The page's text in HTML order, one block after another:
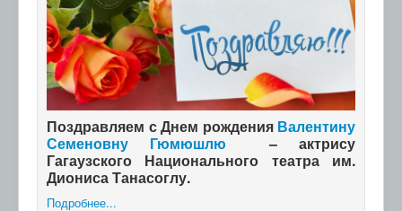
Поздравляем с Днем рождения Валентину
Семеновну Гюмюшлю – актрису
Гагаузского Национального театра им.
Диониса Танасоглу.
Подробнее...